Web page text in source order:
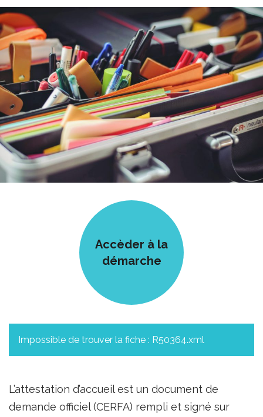
Accèder à la
démarche
Impossible de trouver la fiche : R50364.xml
L’attestation d’accueil est un document de
demande officiel (CERFA) rempli et signé sur